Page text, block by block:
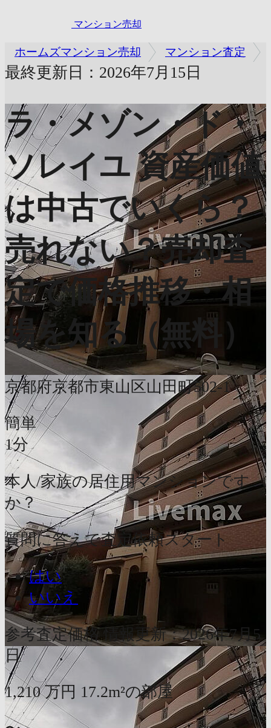
マンション売却
ホームズマンション売却 マンション査定
最終更新日：2026年7月15日
ラ・メゾン・ド・
ソレイユ 資産価値
は中古でいくら？
売れない？売却査
定で価格推移・相
場を知る（無料）
京都府京都市東山区山田町502-1
簡単
1分
本人/家族の居住用マンションです
か？
質問に答えて査定依頼スタート
はい
いいえ
参考査定価格 情報更新：2026年7月5
日
1,210 万円 17.2m²の部屋